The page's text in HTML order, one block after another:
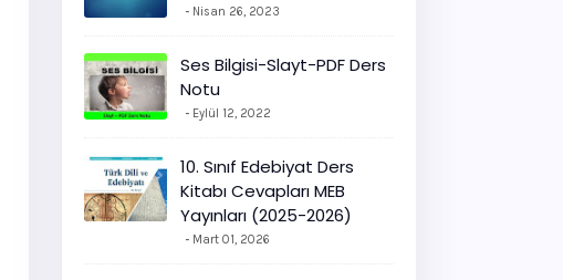
Nisan 26, 2023
Ses Bilgisi-Slayt-PDF Ders
Notu
Eylül 12, 2022
10. Sınıf Edebiyat Ders
Kitabı Cevapları MEB
Yayınları (2025-2026)
Mart 01, 2026